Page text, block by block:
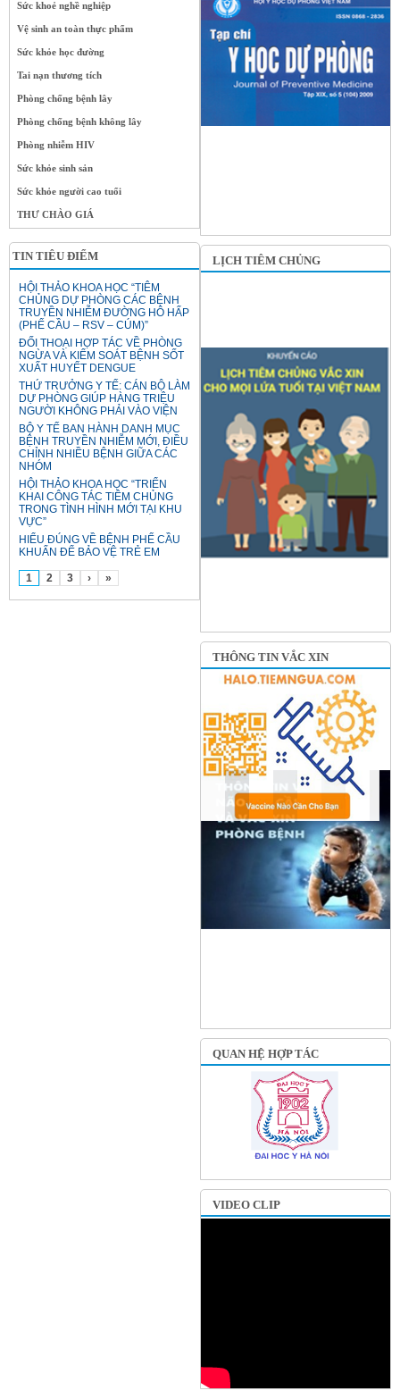
Sức khoẻ nghề nghiệp
Vệ sinh an toàn thực phẩm
Sức khỏe học đường
Tai nạn thương tích
Phòng chống bệnh lây
Phòng chống bệnh không lây
Phòng nhiễm HIV
Sức khỏe sinh sản
Sức khỏe người cao tuổi
THƯ CHÀO GIÁ
TIN TIÊU ĐIỂM
HỘI THẢO KHOA HỌC “TIÊM
CHỦNG DỰ PHÒNG CÁC BỆNH
TRUYỀN NHIỄM ĐƯỜNG HÔ HẤP
(PHẾ CẦU – RSV – CÚM)”
ĐỐI THOẠI HỢP TÁC VỀ PHÒNG
NGỪA VÀ KIỂM SOÁT BỆNH SỐT
XUẤT HUYẾT DENGUE
THỨ TRƯỞNG Y TẾ: CÁN BỘ LÀM
DỰ PHÒNG GIÚP HÀNG TRIỆU
NGƯỜI KHÔNG PHẢI VÀO VIỆN
BỘ Y TẾ BAN HÀNH DANH MỤC
BỆNH TRUYỀN NHIỄM MỚI, ĐIỀU
CHỈNH NHIỀU BỆNH GIỮA CÁC
NHÓM
HỘI THẢO KHOA HỌC “TRIỂN
KHAI CÔNG TÁC TIÊM CHỦNG
TRONG TÌNH HÌNH MỚI TẠI KHU
VỰC”
HIỂU ĐÚNG VỀ BỆNH PHẾ CẦU
KHUẨN ĐỂ BẢO VỆ TRẺ EM
1 2 3 › »
LỊCH TIÊM CHỦNG
THÔNG TIN VẮC XIN
QUAN HỆ HỢP TÁC
VIDEO CLIP